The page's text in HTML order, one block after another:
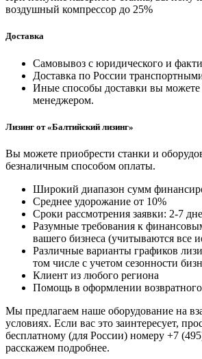
воздушный компрессор до 25%
Доставка
Самовывоз с юридического и
Доставка по России
Иные способы доставки вы
менеджером.
Лизинг от «Балтийский лизинг»
Вы можете приобрести станки и
безналичным способом оплаты.
Широкий диапазон сумм
Среднее удорожание от 10%
Сроки рассмотрения заявки: 2-7
Разумные требования к
вашего бизнеса (учитываются все
Различные варианты графиков
том числе с учетом сезонности
Клиент из любого региона
Помощь в оформлении
Мы предлагаем наше оборудование на
условиях. Если вас это заинтересует,
бесплатному (для России) номеру +7
расскажем подробнее.